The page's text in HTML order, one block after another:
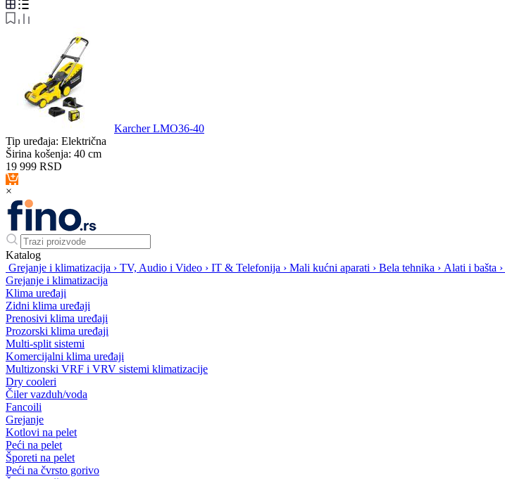
Karcher LMO36-40
Tip uređaja: Električna
Širina košenja: 40 cm
19 999 RSD
×
Katalog
Grejanje i klimatizacija › TV, Audio i Video › IT & Telefonija › Mali kućni aparati › Bela tehnika › Alati i bašta ›
Grejanje i klimatizacija
Klima uređaji
Zidni klima uređaji
Prenosivi klima uređaji
Prozorski klima uređaji
Multi-split sistemi
Komercijalni klima uređaji
Multizonski VRF i VRV sistemi klimatizacije
Dry cooleri
Čiler vazduh/voda
Fancoili
Grejanje
Kotlovi na pelet
Peći na pelet
Šporeti na pelet
Peći na čvrsto gorivo